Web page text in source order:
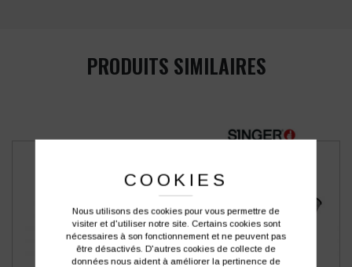
PRODUITS SIMILAIRES
COOKIES
Nous utilisons des cookies pour vous permettre de
visiter et d'utiliser notre site. Certains cookies sont
nécessaires à son fonctionnement et ne peuvent pas
être désactivés. D'autres cookies de collecte de
données nous aident à améliorer la pertinence de